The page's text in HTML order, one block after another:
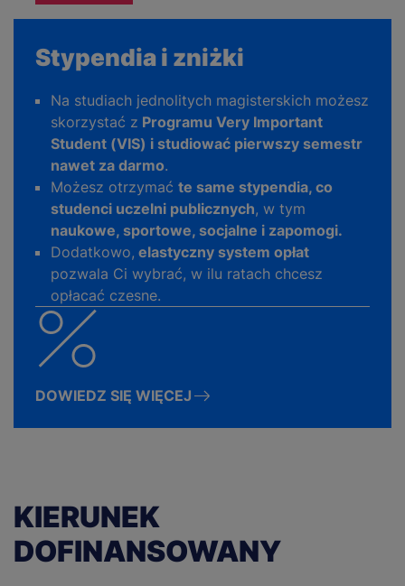
Stypendia i zniżki
Na studiach jednolitych magisterskich możesz
skorzystać z Programu Very Important
Student (VIS) i studiować pierwszy semestr
nawet za darmo.
Możesz otrzymać te same stypendia, co
studenci uczelni publicznych, w tym
naukowe, sportowe, socjalne i zapomogi.
Dodatkowo, elastyczny system opłat
pozwala Ci wybrać, w ilu ratach chcesz
opłacać czesne.
DOWIEDZ SIĘ WIĘCEJ
KIERUNEK
DOFINANSOWANY